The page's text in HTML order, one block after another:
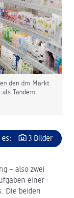
den dm Markt
als Tandem.
3 Bilder
– also zwei
einer
Die beiden